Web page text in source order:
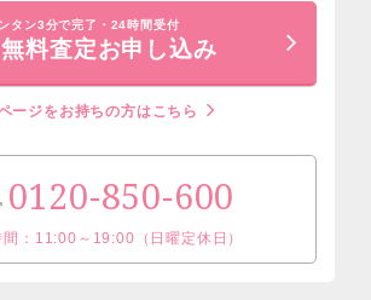
タン3分で完了・24時間受付
無料査定お申し込み
ージをお持ちの方はこちら
0120-850-600
間：11:00～19:00（日曜定休日）